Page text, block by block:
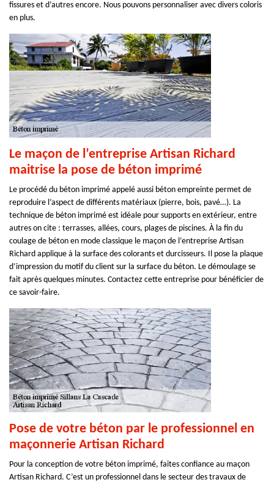
fissures et d’autres encore. Nous pouvons personnaliser avec divers coloris
en plus.
Le maçon de l’entreprise Artisan Richard
maitrise la pose de béton imprimé
Le procédé du béton imprimé appelé aussi béton empreinte permet de
reproduire l’aspect de différents matériaux (pierre, bois, pavé…). La
technique de béton imprimé est idéale pour supports en extérieur, entre
autres on cite : terrasses, allées, cours, plages de piscines. À la fin du
coulage de béton en mode classique le maçon de l’entreprise Artisan
Richard applique à la surface des colorants et durcisseurs. Il pose la plaque
d’impression du motif du client sur la surface du béton. Le démoulage se
fait après quelques minutes. Contactez cette entreprise pour bénéficier de
ce savoir-faire.
Pose de votre béton par le professionnel en
maçonnerie Artisan Richard
Pour la conception de votre béton imprimé, faites confiance au maçon
Artisan Richard. C’est un professionnel dans le secteur des travaux de